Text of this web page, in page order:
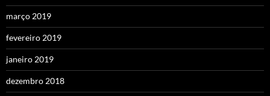
março 2019
fevereiro 2019
janeiro 2019
dezembro 2018